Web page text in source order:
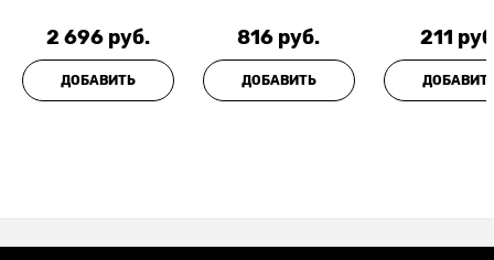
2 696 руб.
ДОБАВИТЬ
816 руб.
ДОБАВИТЬ
211